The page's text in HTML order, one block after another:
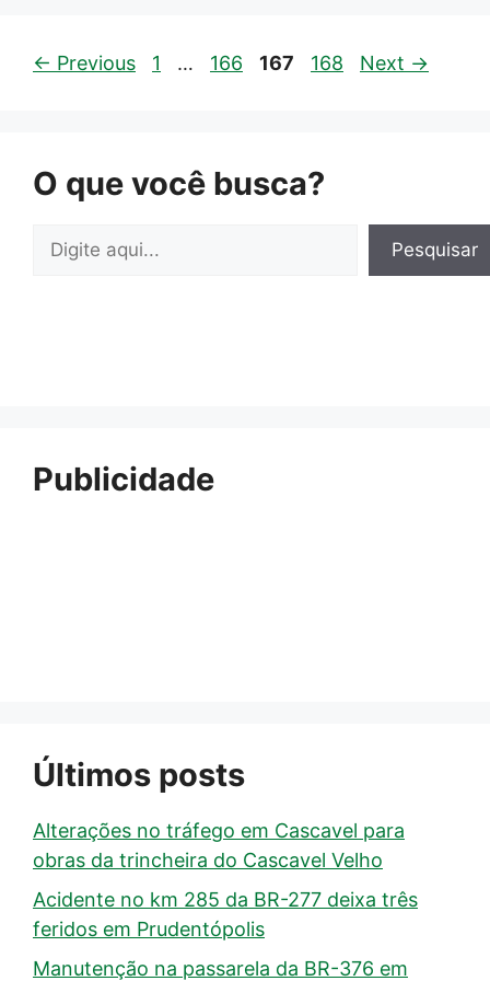
← Previous Page
1 … Page
166 Page
167 Page
168 Next →
O que você busca?
Pesquisar Pesquisar
Publicidade
Últimos posts
Alterações no tráfego em Cascavel para
obras da trincheira do Cascavel Velho
Acidente no km 285 da BR-277 deixa três
feridos em Prudentópolis
Manutenção na passarela da BR-376 em